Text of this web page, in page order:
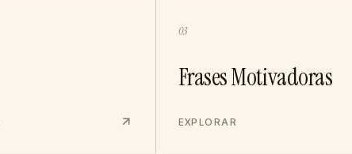
03
Frases Motivadoras
EXPLORAR